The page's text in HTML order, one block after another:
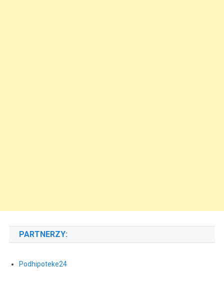
PARTNERZY:
Podhipoteke24